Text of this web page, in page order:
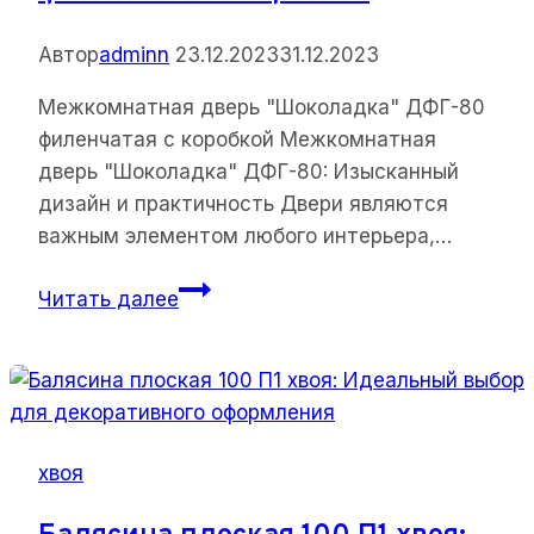
Авторadminn 23.12.202331.12.2023
Межкомнатная дверь "Шоколадка" ДФГ-80
филенчатая с коробкой Межкомнатная
дверь "Шоколадка" ДФГ-80: Изысканный
дизайн и практичность Двери являются
важным элементом любого интерьера,…
Читать далееМежкомнатная
ДФГ-80
филенчатая
хвоя